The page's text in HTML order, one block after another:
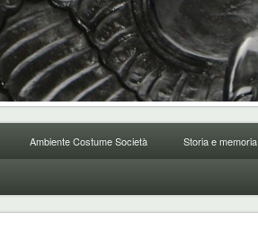
Ambiente Costume Società Storia e memoria